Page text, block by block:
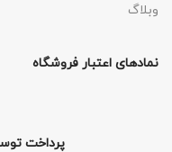
وبلاگ
نمادهای اعتبار فروشگاه
پرداخت